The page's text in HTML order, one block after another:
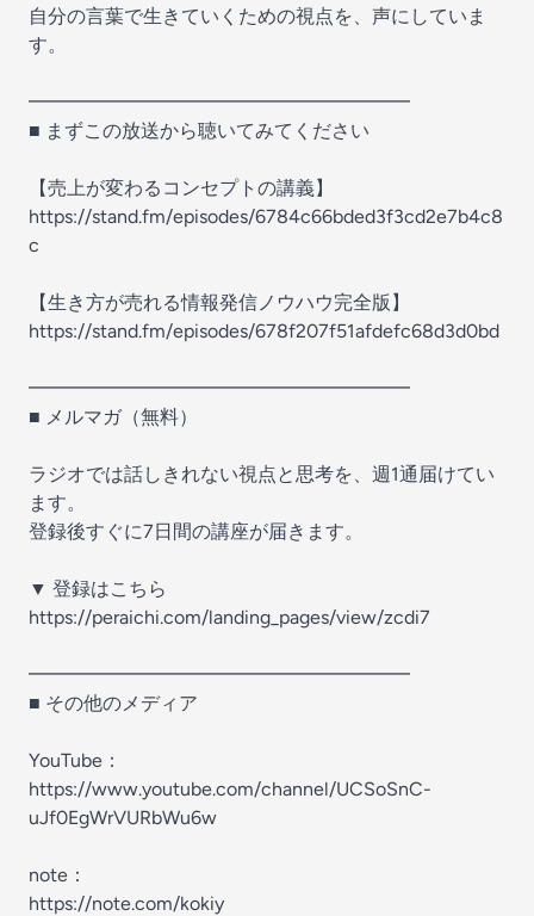
自分の言葉で生きていくための視点を、声にしていま
す。
━━━━━━━━━━━━━━━━━━━━
■ まずこの放送から聴いてみてください
【売上が変わるコンセプトの講義】
https://stand.fm/episodes/6784c66bded3f3cd2e7b4c8
c
【生き方が売れる情報発信ノウハウ完全版】
https://stand.fm/episodes/678f207f51afdefc68d3d0bd
━━━━━━━━━━━━━━━━━━━━
■ メルマガ（無料）
ラジオでは話しきれない視点と思考を、週1通届けてい
ます。
登録後すぐに7日間の講座が届きます。
▼ 登録はこちら
https://peraichi.com/landing_pages/view/zcdi7
━━━━━━━━━━━━━━━━━━━━
■ その他のメディア
YouTube：
https://www.youtube.com/channel/UCSoSnC-
uJf0EgWrVURbWu6w
note：
https://note.com/kokiy